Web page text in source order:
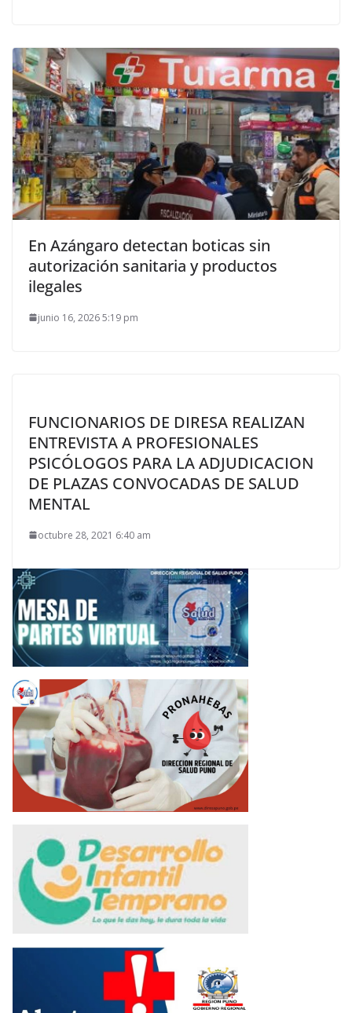
En Azángaro detectan boticas sin
autorización sanitaria y productos
ilegales
junio 16, 2026 5:19 pm
FUNCIONARIOS DE DIRESA REALIZAN
ENTREVISTA A PROFESIONALES
PSICÓLOGOS PARA LA ADJUDICACION
DE PLAZAS CONVOCADAS DE SALUD
MENTAL
octubre 28, 2021 6:40 am